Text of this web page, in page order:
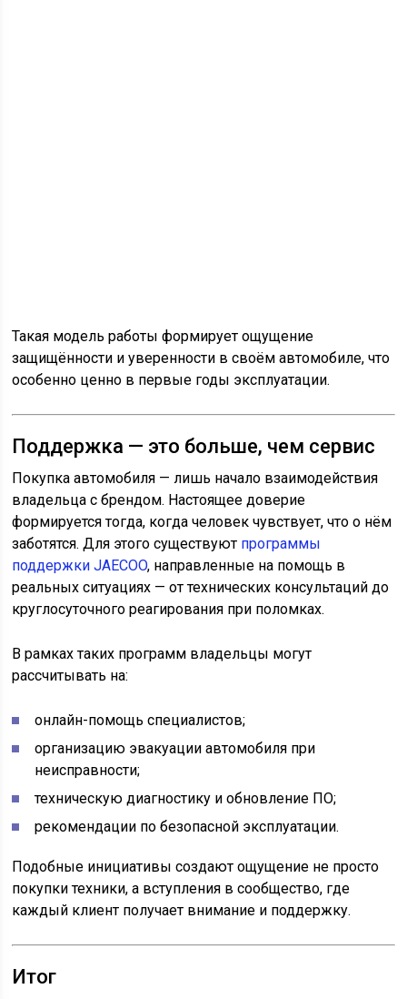
Такая модель работы формирует ощущение
защищённости и уверенности в своём автомобиле, что
особенно ценно в первые годы эксплуатации.
Поддержка — это больше, чем сервис
Покупка автомобиля — лишь начало взаимодействия
владельца с брендом. Настоящее доверие
формируется тогда, когда человек чувствует, что о нём
заботятся. Для этого существуют программы
поддержки JAECOO, направленные на помощь в
реальных ситуациях — от технических консультаций до
круглосуточного реагирования при поломках.
В рамках таких программ владельцы могут
рассчитывать на:
онлайн-помощь специалистов;
организацию эвакуации автомобиля при
неисправности;
техническую диагностику и обновление ПО;
рекомендации по безопасной эксплуатации.
Подобные инициативы создают ощущение не просто
покупки техники, а вступления в сообщество, где
каждый клиент получает внимание и поддержку.
Итог